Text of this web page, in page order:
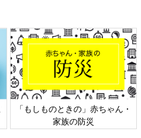
読書の秋が到来。わが
家で週末になると開か
れるお楽しみイベント
とは…⁉
「もしものときの」赤ちゃん・
家族の防災